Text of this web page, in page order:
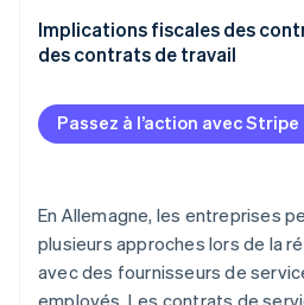
Implications fiscales des
des contrats de travail
Taxe sur la valeur ajoutée
Numéro de sécurité sociale
Passez à l’action avec Stripe
En Allemagne, les entreprises
plusieurs approches lors de la
avec des fournisseurs de